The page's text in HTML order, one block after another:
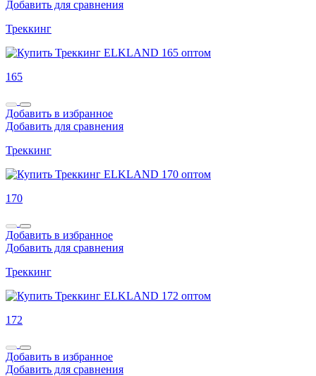
Добавить для сравнения
Треккинг
165
Добавить в избранное
Добавить для сравнения
Треккинг
170
Добавить в избранное
Добавить для сравнения
Треккинг
172
Добавить в избранное
Добавить для сравнения